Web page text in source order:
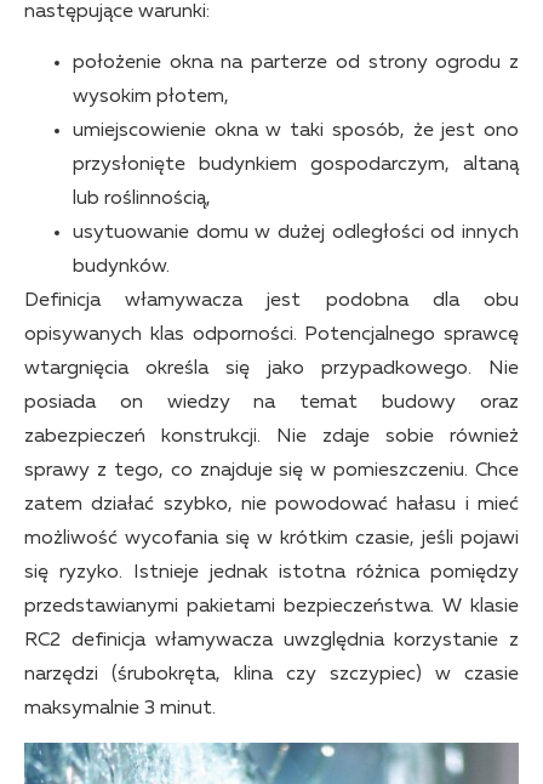
następujące warunki:
położenie okna na parterze od strony ogrodu z
wysokim płotem,
umiejscowienie okna w taki sposób, że jest ono
przysłonięte budynkiem gospodarczym, altaną
lub roślinnością,
usytuowanie domu w dużej odległości od innych
budynków.
Definicja włamywacza jest podobna dla obu
opisywanych klas odporności. Potencjalnego sprawcę
wtargnięcia określa się jako przypadkowego. Nie
posiada on wiedzy na temat budowy oraz
zabezpieczeń konstrukcji. Nie zdaje sobie również
sprawy z tego, co znajduje się w pomieszczeniu. Chce
zatem działać szybko, nie powodować hałasu i mieć
możliwość wycofania się w krótkim czasie, jeśli pojawi
się ryzyko. Istnieje jednak istotna różnica pomiędzy
przedstawianymi pakietami bezpieczeństwa. W klasie
RC2 definicja włamywacza uwzględnia korzystanie z
narzędzi (śrubokręta, klina czy szczypiec) w czasie
maksymalnie 3 minut.